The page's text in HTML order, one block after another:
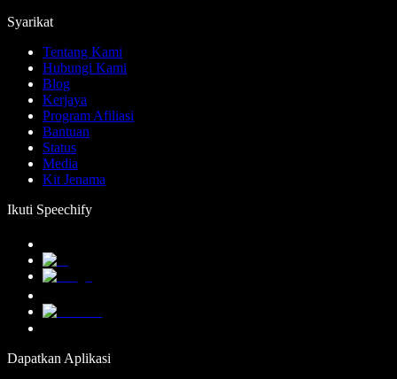
Syarikat
Tentang Kami
Hubungi Kami
Blog
Kerjaya
Program Afiliasi
Bantuan
Status
Media
Kit Jenama
Ikuti Speechify
Dapatkan Aplikasi